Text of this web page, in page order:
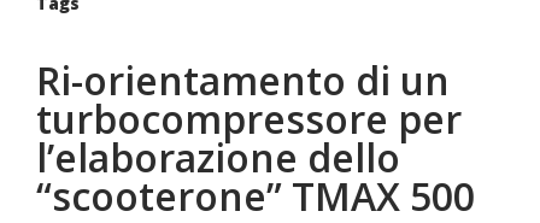
Ri-orientamento di un
turbocompressore per
l’elaborazione dello
“scooterone” TMAX 500